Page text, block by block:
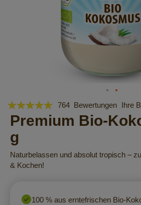
Zum
Anfang
der
Bildergalerie
springen
Bewertung:
99
% of100
764 Bewertungen Ihre
Premium Bio-
g
Naturbelassen und absolut tropisch –
& Kochen!
100 % aus erntefrischen Bio-